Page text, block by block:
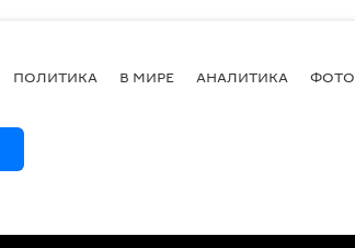
ПОЛИТИКА В МИРЕ АНАЛИТИКА ФОТО